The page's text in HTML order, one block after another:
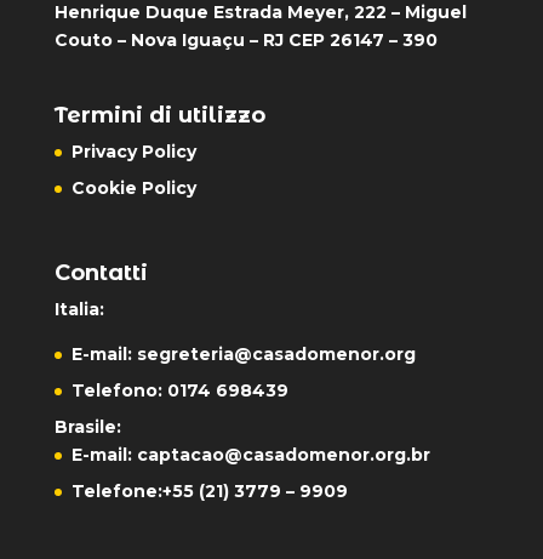
Henrique Duque Estrada Meyer, 222 – Miguel
Couto – Nova Iguaçu – RJ CEP 26147 – 390
Termini di utilizzo
Privacy Policy
Cookie Policy
Contatti
Italia:
E-mail: segreteria@casadomenor.org
Telefono: 0174 698439
Brasile:
E-mail: captacao@casadomenor.org.br
Telefone:+55 (21) 3779 – 9909